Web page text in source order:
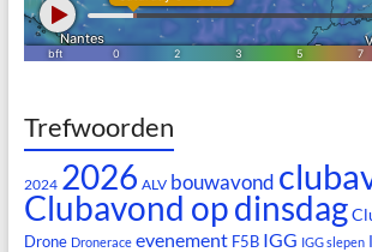
Trefwoorden
2024 2026 ALV bouwavond
Clubavond op dinsdag
Drone Dronerace evenement F5B IGG IGG slepen